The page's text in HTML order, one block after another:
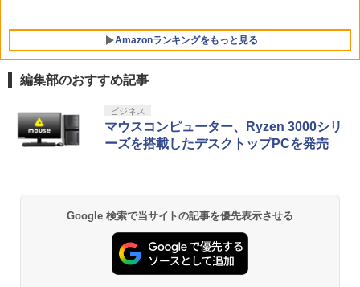
5
￥6,281
5
ット（アクセサリー「涙の理念」、アク
￥3,852
Amazonランキングをもっと見る
1
PlayStation 5 デジタル・エディション
日本語専用 Console Language: Japan
ese only (CFI-2200B01)
プロダクトコード 封入
1
【純正品】Xbox ワイヤレス コントロー
ラー + USB-C® ケーブル
Xbox プリペイドカード 5,000円 デジタ
ンラインコード]
1
【Amazon.co.jp限定】劇場版モノノ怪
第三章 蛇神 (Amazon.co.jp限定オリジ
ナル三方背収納ケース付きコレクション)
(オリジナル特典:オリジナル巾着＋メー
ボード付) [Blu-ray]
￥10,780
編集部のおすすめ記事
ビジネス
マウスコンピューター、Ryzen 3000シリ
ーズを搭載したデスクトップPCを発売
Google 検索で当サイトの記事を優先表示させる